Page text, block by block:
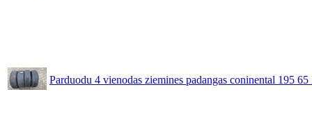
Parduodu 4 vienodas ziemines padangas coninental 195 65